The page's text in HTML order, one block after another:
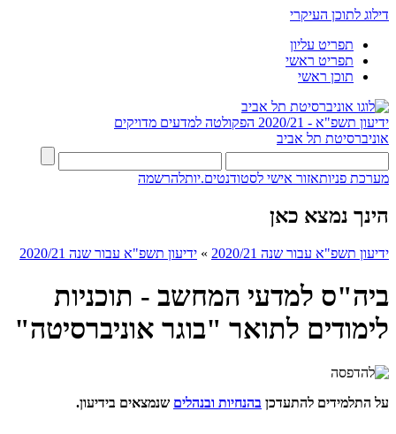
דילוג לתוכן העיקרי
תפריט עליון
תפריט ראשי
תוכן ראשי
ידיעון תשפ"א - 2020/21
הפקולטה למדעים מדויקים
אוניברסיטת תל אביב
מערכת פניותאזור אישי לסטודנטים.יותלהרשמה
הינך נמצא כאן
ידיעון תשפ"א עבור שנה 2020/21 » ידיעון תשפ"א עבור שנה 2020/21
ביה"ס למדעי המחשב - תוכניות
לימודים לתואר "בוגר אוניברסיטה"
על התלמידים להתעדכן בהנחיות ובנהלים שנמצאים בידיעון.